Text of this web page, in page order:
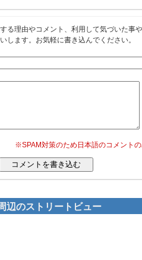
る理由やコメント、利用して気づいた事
します。お気軽に書き込んでください。
※SPAM対策のため日本語のコメント
辺のストリートビュー